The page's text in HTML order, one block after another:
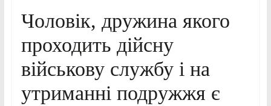
Чоловік, дружина якого
проходить дійсну
військову службу і на
утриманні подружжя є